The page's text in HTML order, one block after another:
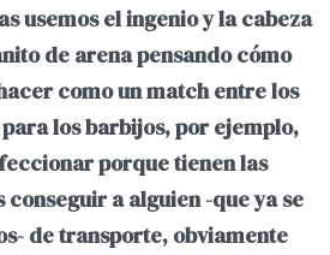
usemos el ingenio y la cabeza
de arena pensando cómo
como un match entre los
los barbijos, por ejemplo,
porque tienen las
conseguir a alguien -que ya se
de transporte, obviamente